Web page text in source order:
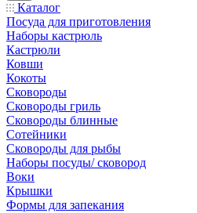
Каталог
Посуда для приготовления
Наборы кастрюль
Кастрюли
Ковши
Кокоты
Сковороды
Сковороды гриль
Сковороды блинные
Сотейники
Сковороды для рыбы
Наборы посуды/ сковород
Воки
Крышки
Формы для запекания